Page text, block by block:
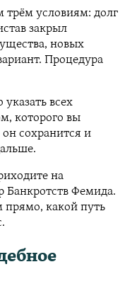
трём условиям: долг
закрыл
новых
Процедура
всех
которого вы
сохранится и
на
Банкротств Фемида.
прямо, какой путь